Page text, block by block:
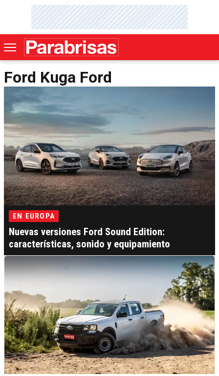
Ford Kuga Ford
EN EUROPA
Nuevas versiones Ford Sound Edition:
características, sonido y equipamiento